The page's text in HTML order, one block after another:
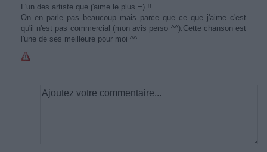
L'un des artiste que j'aime le plus =) !!
On en parle pas beaucoup mais parce que ce que j'aime c'est
qu'il n'est pas commercial (mon avis perso ^^).Cette chanson est
l'une de ses meilleure pour moi ^^